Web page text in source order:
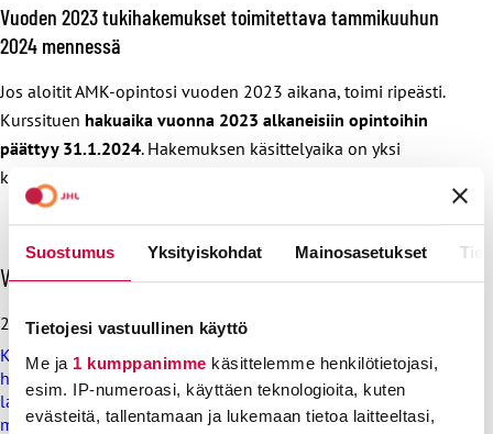
Suostumus Yksityiskohdat Mainosasetukset
Tietojesi vastuullinen käyttö
Me ja 1 kumppanimme käsittelemme henkilötietojasi,
esim. IP-numeroasi, käyttäen teknologioita, kuten
evästeitä, tallentamaan ja lukemaan tietoa laitteeltasi,
Vuoden 2023 tukihakemukset toimitettava tammikuuhun
2024 mennessä
Jos aloitit AMK-opintosi vuoden 2023 aikana, toimi ripeästi.
Kurssituen hakuaika vuonna 2023 alkaneisiin opintoihin
päättyy 31.1.2024. Hakemuksen käsittelyaika on yksi
kuukausi.
O
h
i
t
a
v
i
i
Viimeisimmät uutiset
28.7.2026
Koulutus ja kasvatus pitää järjestää lasten ja nuorten
hyvinvoinnin ehdoilla – Ammattiliitto JHL on antanut
lausunnon koulujen ja oppilaitosten loma-aikoja koskevasta
muistioluonnoksesta